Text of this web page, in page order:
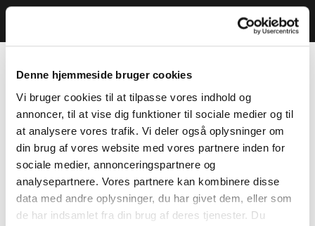
Denne hjemmeside bruger cookies
Vi bruger cookies til at tilpasse vores indhold og
annoncer, til at vise dig funktioner til sociale medier og til
at analysere vores trafik. Vi deler også oplysninger om
din brug af vores website med vores partnere inden for
sociale medier, annonceringspartnere og
analysepartnere. Vores partnere kan kombinere disse
data med andre oplysninger, du har givet dem, eller som
de har indsamlet fra din brug af deres tjenester. Du